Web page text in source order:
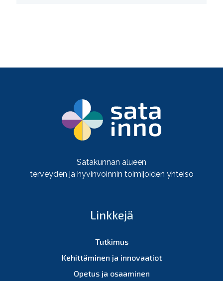
Satakunnan alueen
terveyden ja hyvinvoinnin toimijoiden yhteisö
Linkkejä
Tutkimus
Kehittäminen ja innovaatiot
Opetus ja osaaminen